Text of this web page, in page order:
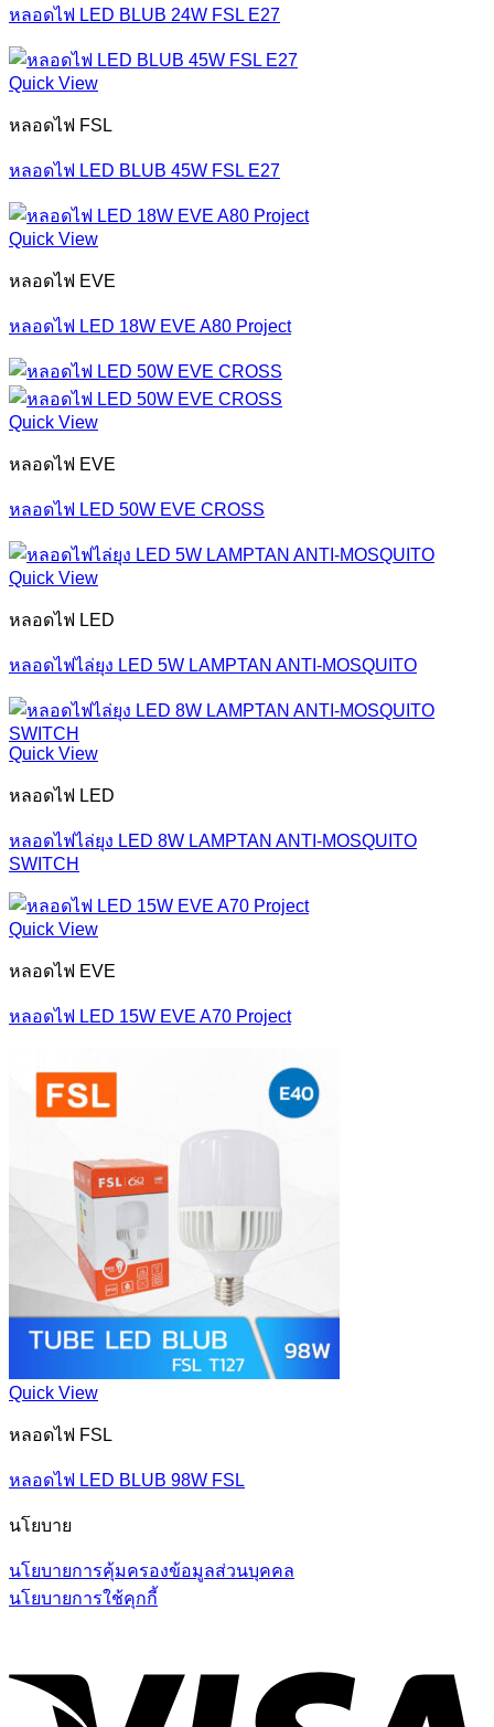
หลอดไฟ LED BLUB 24W FSL E27
Quick View
หลอดไฟ FSL
หลอดไฟ LED BLUB 45W FSL E27
Quick View
หลอดไฟ EVE
หลอดไฟ LED 18W EVE A80 Project
Quick View
หลอดไฟ EVE
หลอดไฟ LED 50W EVE CROSS
Quick View
หลอดไฟ LED
หลอดไฟไล่ยุง LED 5W LAMPTAN ANTI-MOSQUITO
Quick View
หลอดไฟ LED
หลอดไฟไล่ยุง LED 8W LAMPTAN ANTI-MOSQUITO
SWITCH
Quick View
หลอดไฟ EVE
หลอดไฟ LED 15W EVE A70 Project
Quick View
หลอดไฟ FSL
หลอดไฟ LED BLUB 98W FSL
นโยบาย
นโยบายการคุ้มครองข้อมูลส่วนบุคคล
นโยบายการใช้คุกกี้